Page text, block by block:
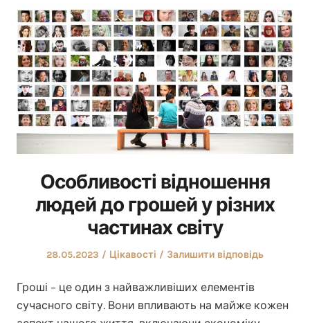
Особливості відношення
людей до грошей у різних
частинах світу
Оприлюднено
28.05.2023
Опублікувати
Цікавості Залишити відповідь
Гроші – це один з найважливіших елементів
сучасного світу. Вони впливають на майже кожен